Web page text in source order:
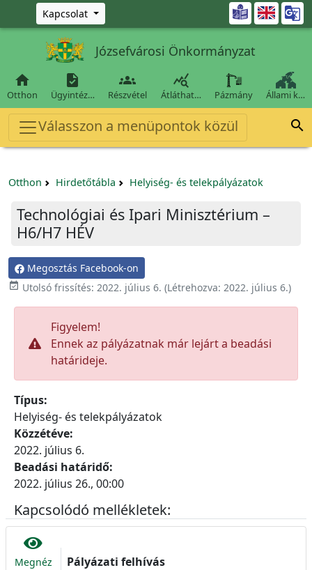
Ugrás a fő tartalomra
Kapcsolat 
Józsefvárosi Önkormányzat

Otthon

Ügyintéz…

Részvétel

Átláthat… Pázmány Állami k…
Válasszon a menüpontok közül 
Otthon Hirdetőtábla Helyiség- és telekpályázatok
Technológiai és Ipari Minisztérium –
H6/H7 HÉV
Megosztás Facebook-on
 Utolsó frissítés: 2022. július 6. (Létrehozva: 2022. július 6.)
Figyelem!
Ennek az pályázatnak már lejárt a beadási
határideje.
Típus:
Helyiség- és telekpályázatok
Közzétéve:
2022. július 6.
Beadási határidő:
2022. július 26., 00:00
Kapcsolódó mellékletek:
Megnéz Pályázati felhívás